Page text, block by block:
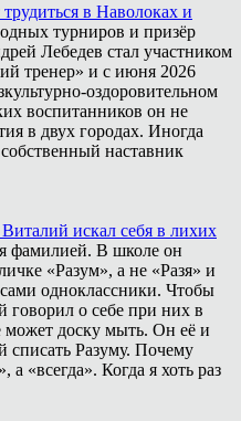
в Наволоках и
турниров и призёр
Лебедев стал участником
тренер» и с июня 2026
оздоровительном
воспитанников он не
в двух городах. Иногда
наставник
искал себя в лихих
фамилией. В школе он
«Разум», а не «Разя» и
одноклассники. Чтобы
говорил о себе при них в
может доску мыть. Он её и
Разуму. Почему
а «всегда». Когда я хоть раз